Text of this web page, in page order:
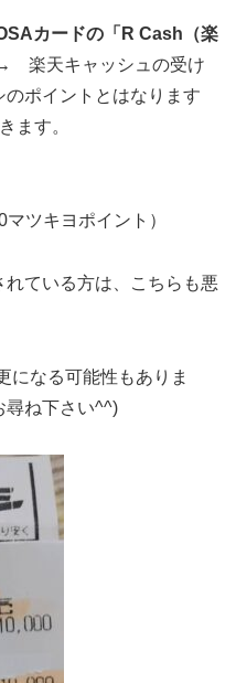
カードの「R Cash（楽
→ 楽天キャッシュの受け
ポイントとはなります
きます。
ツキヨポイント）
ている方は、こちらも悪
になる可能性もありま
尋ね下さい^^)